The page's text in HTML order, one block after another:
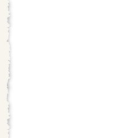
способности
веществ